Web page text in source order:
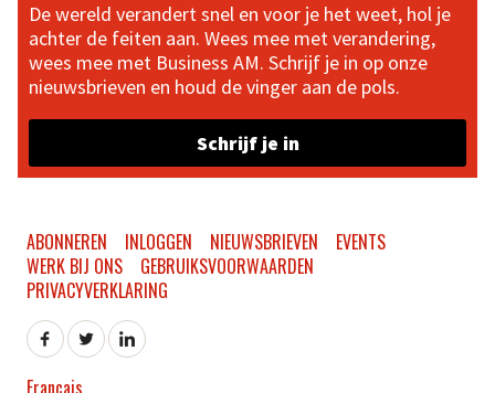
De wereld verandert snel en voor je het weet, hol je
achter de feiten aan. Wees mee met verandering,
wees mee met Business AM. Schrijf je in op onze
nieuwsbrieven en houd de vinger aan de pols.
Schrijf je in
ABONNEREN INLOGGEN NIEUWSBRIEVEN
EVENTS
WERK BIJ ONS
GEBRUIKSVOORWAARDEN
PRIVACYVERKLARING